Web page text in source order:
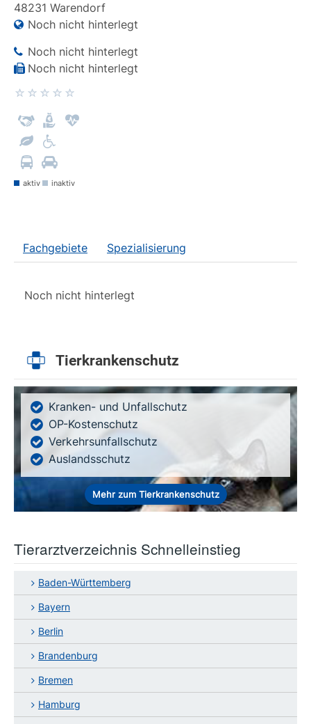
48231 Warendorf
Noch nicht hinterlegt
Noch nicht hinterlegt
Noch nicht hinterlegt
aktiv inaktiv
Fachgebiete Spezialisierung
Noch nicht hinterlegt
Tierkrankenschutz
Kranken- und Unfallschutz
OP-Kostenschutz
Verkehrsunfallschutz
Auslandsschutz
Mehr zum Tierkrankenschutz
Tierarztverzeichnis Schnelleinstieg
Baden-Württemberg
Bayern
Berlin
Brandenburg
Bremen
Hamburg